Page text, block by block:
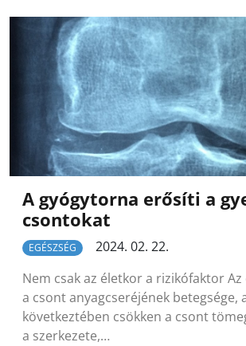
A gyógytorna erősíti a
csontokat
EGÉSZSÉG
2024. 02. 22.
Nem csak az életkor a rizikófaktor
a csont anyagcseréjének betegsége,
következtében csökken a csont
a szerkezete,…